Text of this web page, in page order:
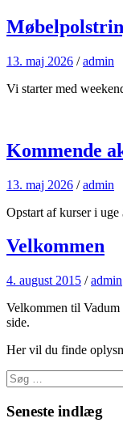
13. maj 2026 /admin
Vi starter med
Kommende
13. maj 2026 /admin
Opstart af kurser i uge
Velkommen
4. august 2015 /admin
Velkommen til
side.
Her vil du finde
Søg
efter:
Seneste indlæg